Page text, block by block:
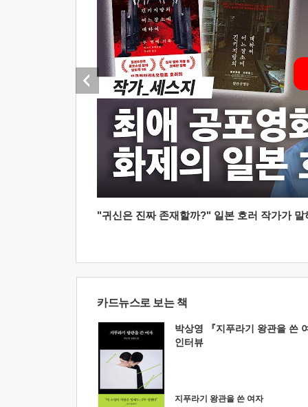
"귀신은 진짜 존재할까?" 일본 호러 작가가
카드뉴스로 보는 책
박상영 『지푸라기 왕관을 쓴
인터뷰
지푸라기 왕관을 쓴 여자